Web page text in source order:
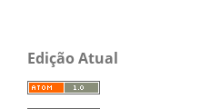
Edição Atual